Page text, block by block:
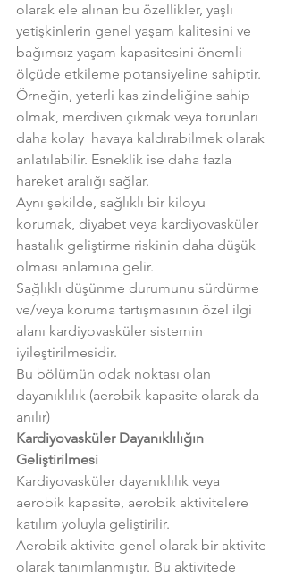
olarak ele alınan bu özellikler, yaşlı
yetişkinlerin genel yaşam kalitesini ve
bağımsız yaşam kapasitesini önemli
ölçüde etkileme potansiyeline sahiptir.
Örneğin, yeterli kas zindeliğine sahip
olmak, merdiven çıkmak veya torunları
daha kolay  havaya kaldırabilmek olarak
anlatılabilir. Esneklik ise daha fazla
hareket aralığı sağlar.
Aynı şekilde, sağlıklı bir kiloyu
korumak, diyabet veya kardiyovasküler
hastalık geliştirme riskinin daha düşük
olması anlamına gelir.
Sağlıklı düşünme durumunu sürdürme
ve/veya koruma tartışmasının özel ilgi
alanı kardiyovasküler sistemin
iyileştirilmesidir.
Bu bölümün odak noktası olan
dayanıklılık (aerobik kapasite olarak da
anılır)
Kardiyovasküler Dayanıklılığın
Geliştirilmesi
Kardiyovasküler dayanıklılık veya
aerobik kapasite, aerobik aktivitelere
katılım yoluyla geliştirilir.
Aerobik aktivite genel olarak bir aktivite
olarak tanımlanmıştır. Bu aktivitede